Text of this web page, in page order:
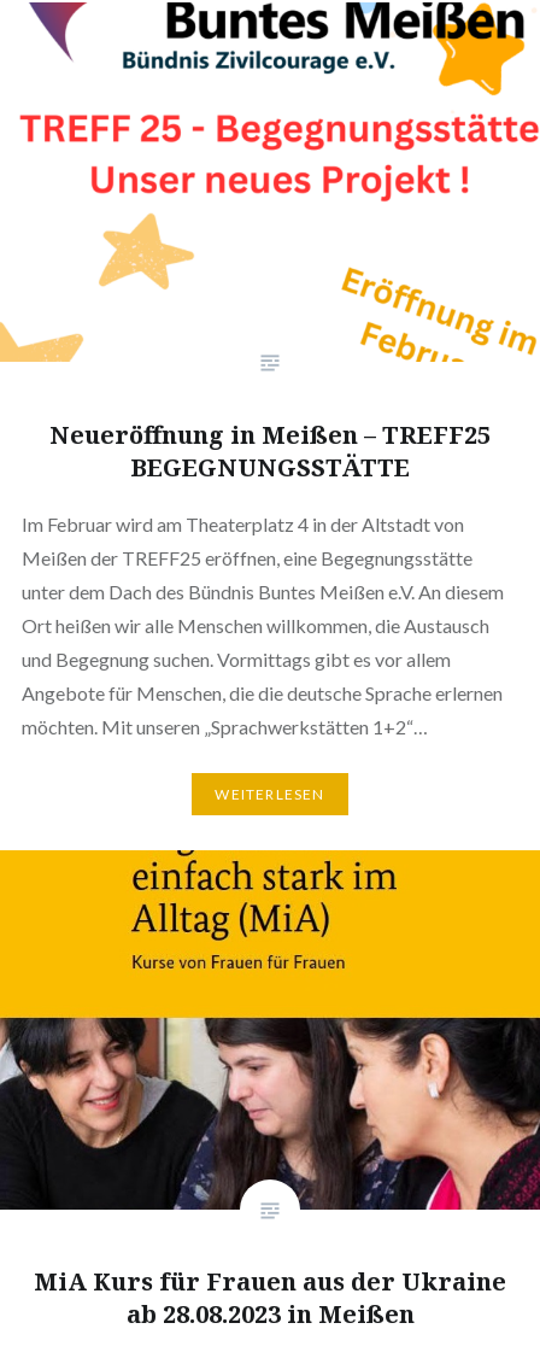
Neueröffnung in Meißen – TREFF25
BEGEGNUNGSSTÄTTE
Im Februar wird am Theaterplatz 4 in der Altstadt von
Meißen der TREFF25 eröffnen, eine Begegnungsstätte
unter dem Dach des Bündnis Buntes Meißen e.V. An diesem
Ort heißen wir alle Menschen willkommen, die Austausch
und Begegnung suchen. Vormittags gibt es vor allem
Angebote für Menschen, die die deutsche Sprache erlernen
möchten. Mit unseren „Sprachwerkstätten 1+2“…
WEITERLESEN
MiA Kurs für Frauen aus der Ukraine
ab 28.08.2023 in Meißen